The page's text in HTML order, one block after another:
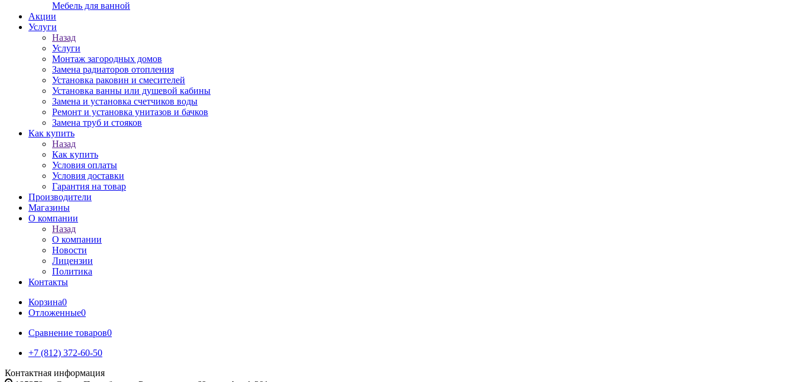
Мебель для ванной
Акции
Услуги
Назад
Услуги
Монтаж загородных домов
Замена радиаторов отопления
Установка раковин и смесителей
Установка ванны или душевой кабины
Замена и установка счетчиков воды
Ремонт и установка унитазов и бачков
Замена труб и стояков
Как купить
Назад
Как купить
Условия оплаты
Условия доставки
Гарантия на товар
Производители
Магазины
О компании
Назад
О компании
Новости
Лицензии
Политика
Контакты
Корзина0
Отложенные0
Сравнение товаров0
+7 (812) 372-60-50
Контактная информация